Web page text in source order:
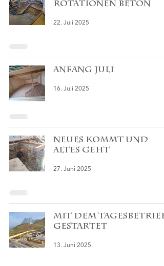
Rotationen Beton
22. Juli 2025
Anfang Juli
16. Juli 2025
Neues kommt und
Altes geht
27. Juni 2025
Mit dem Tagesbetrieb
gestartet
13. Juni 2025